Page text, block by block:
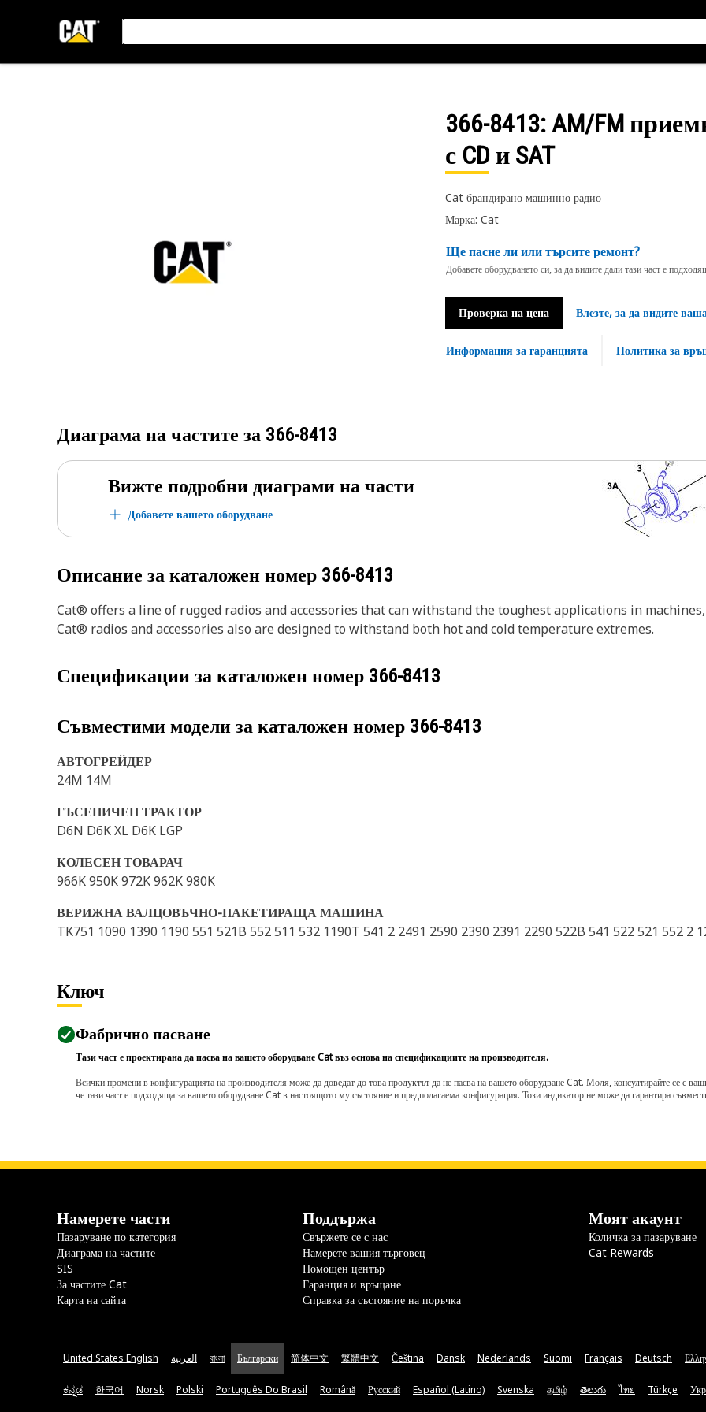
366-8413: AM/FM
с CD и SAT
Cat брандирано машинно радио
Марка: Cat
Ще пасне ли или търсите ремонт?
Добавете оборудването си, за да видите дали тази част е
Проверка на цена Влезте, за да видите
Информация за гаранцията Политика за
Диаграма на частите за 366-8413
Вижте подробни диаграми на части
Добавете вашето оборудване
Описание за каталожен номер 366-8413
Cat® offers a line of rugged radios and accessories that can withstand the toughest applications in
Cat® radios and accessories also are designed to withstand both hot and cold temperature extremes.
Спецификации за каталожен номер 366-8413
Съвместими модели за каталожен номер 366-8413
АВТОГРЕЙДЕР
24M 14M
ГЪСЕНИЧЕН ТРАКТОР
D6N D6K XL D6K LGP
КОЛЕСЕН ТОВАРАЧ
966K 950K 972K 962K 980K
ВЕРИЖНА ВАЛЦОВЪЧНО-ПАКЕТИРАЩА МАШИНА
TK751 1090 1390 1190 551 521B 552 511 532 1190T 541 2 2491 2590 2390 2391 2290 522B 541 522 521 552 2
Ключ
Фабрично пасване
Тази част е проектирана да пасва на вашето оборудване Cat въз основа на спецификациите на производителя.
Всички промени в конфигурацията на производителя може да доведат до това продуктът да не пасва на вашето оборудване Cat. Моля, консултирайте се с
че тази част е подходяща за вашето оборудване Cat в настоящото му състояние и предполагаема конфигурация. Този индикатор не може да гарантира
Намерете части
Пазаруване по категория
Диаграма на частите
SIS
За частите Cat
Карта на сайта
Поддържа
Свържете се с нас
Намерете вашия търговец
Помощен център
Гаранция и връщане
Справка за състояние на поръчка
Моят акаунт
Количка за пазаруване
Cat Rewards
United States English العربية বাংলা Български 简体中文 繁體中文 Čeština Dansk Nederlands Suomi Français Deutsch
ಕನ್ನಡ 한국어 Norsk Polski Português Do Brasil Română Русский Español (Latino) Svenska தமிழ் తెలుగు ไทย Türkçe